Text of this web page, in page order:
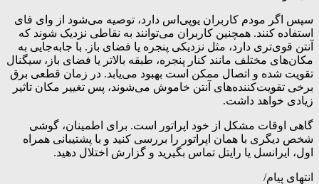
سپس اگر مودم کاربران یوپی‌اس دارد، توصیه می‌شود از وای فای
استفاده کنند. همچنین کاربران می‌توانند به نقاطی نزدیک شوند که
آنتن قوی‌تری دارد، مثل نزدیکی پنجره یا فضای باز. با جابه‌جایی به
مکان‌های مختلف مانند کنار پنجره، طبقه بالاتر یا فضای باز، سیگنال
تقویت شده و اتصال ممکن است بهبود می‌یابد. در زمان قطعی برق
برخی تقویت‌کننده‌های آنتن خاموش می‌شوند، پس تغییر مکان تاثیر
زیادی خواهد داشت.
گاهی اوقات مشکل از خود اپراتور است. برای اطمینان، گوشی
شخص دیگری با همان اپراتور را بررسی کنید و با پشتیبانی همراه
اول، ایرانسل یا رایتل تماس بگیرید و گزارش اختلال دهید.
انتهای پیام/